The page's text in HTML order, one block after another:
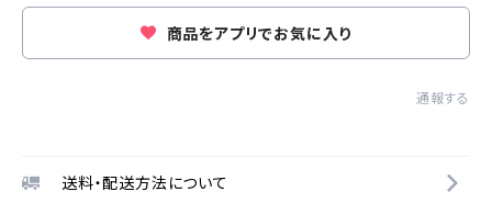
商品をアプリでお気に入り
通報する
送料・配送方法について